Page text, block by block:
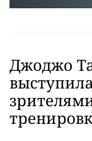
Джоджо